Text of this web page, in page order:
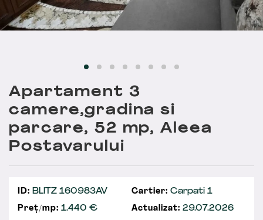
Apartament 3
camere,gradina si
parcare, 52 mp, Aleea
Postavarului
ID: BLITZ 160983AV Cartier: Carpati 1
Preț/mp: 1.440 € Actualizat: 29.07.2026